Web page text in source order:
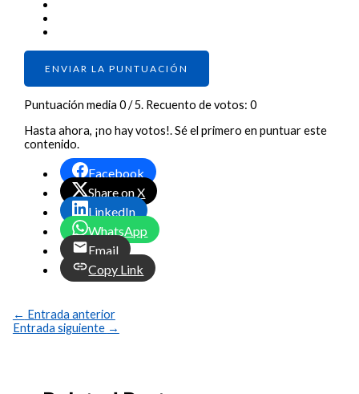
ENVIAR LA PUNTUACIÓN
Puntuación media0/ 5. Recuento de votos:0
Hasta ahora, ¡no hay votos!. Sé el primero en puntuar este
contenido.
Facebook
Share on X
LinkedIn
WhatsApp
Email
Copy Link
← Entrada anterior
Entrada siguiente →